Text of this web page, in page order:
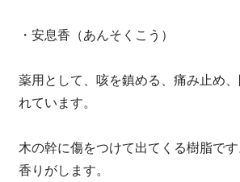
・安息香（あんそくこう）
薬用として、咳を鎮める、痛み止め
れています。
木の幹に傷をつけて出てくる樹脂で
香りがします。